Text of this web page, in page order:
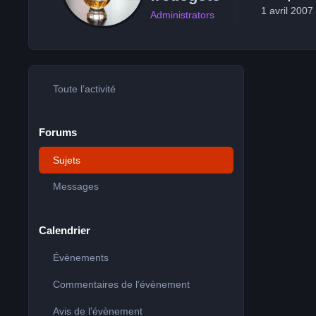
Administrators
1 avril 2007
Toute l’activité
Forums
Sujets
Messages
Calendrier
Évènements
Commentaires de l’évènement
Avis de l’évènement